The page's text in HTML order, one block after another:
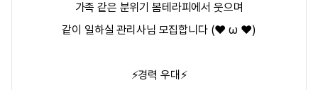
가족 같은 분위기 봄테라피에서 웃으며
같이 일하실 관리사님 모집합니다 (❤️ ω ❤️)
⚡경력 우대⚡